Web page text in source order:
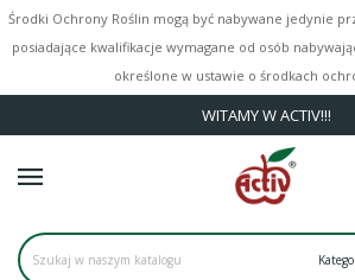
Środki Ochrony Roślin mogą być nabywane jedynie
posiadające kwalifikacje wymagane od osób
określone w ustawie o środkach
WITAMY W ACTIV!!!